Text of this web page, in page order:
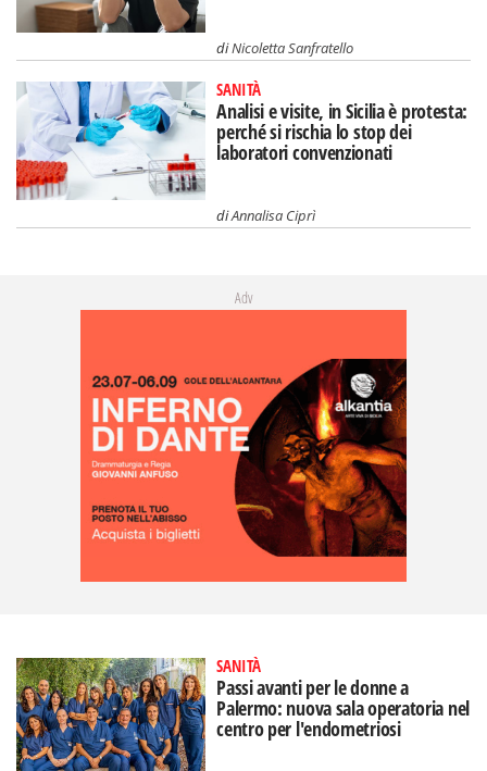
diNicoletta Sanfratello
SANITÀ
Analisi e visite, in Sicilia è protesta:
perché si rischia lo stop dei
laboratori convenzionati
diAnnalisa Ciprì
Adv
SANITÀ
Passi avanti per le donne a
Palermo: nuova sala operatoria nel
centro per l'endometriosi